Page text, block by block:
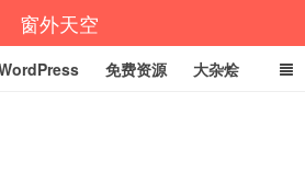
窗外天空
免费资源 大杂烩